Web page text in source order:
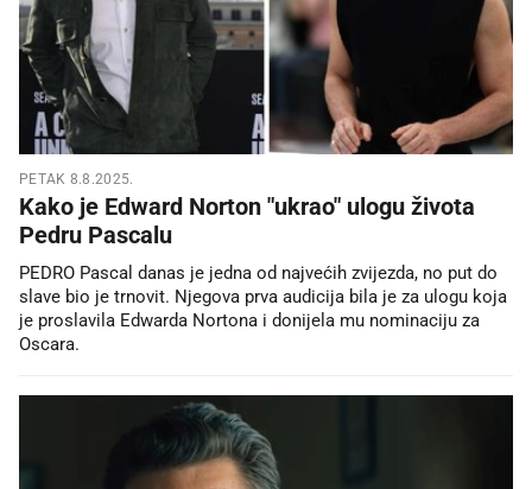
PETAK 8.8.2025.
Kako je Edward Norton "ukrao" ulogu života
Pedru Pascalu
PEDRO Pascal danas je jedna od najvećih zvijezda, no put do
slave bio je trnovit. Njegova prva audicija bila je za ulogu koja
je proslavila Edwarda Nortona i donijela mu nominaciju za
Oscara.